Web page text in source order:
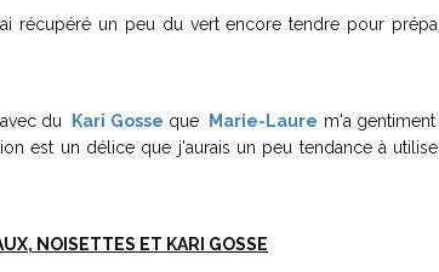
récupéré un peu du vert encore tendre pour
du Kari Gosse que Marie-Laure m'a
est un délice que j'aurais un peu tendance à
NOISETTES ET KARI GOSSE